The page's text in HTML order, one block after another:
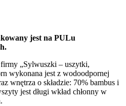
jest na PULu
„Sylwuszki – uszytki,
wykonana jest z wodoodpornej
wnętrza o składzie: 70% bambus i
jest długi wkład chłonny w